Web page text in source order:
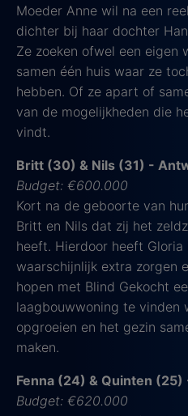
Moeder Anne wil na een
dichter bij haar dochter
Ze zoeken ofwel een eigen
samen één huis waar ze
hebben. Of ze apart of
van de mogelijkheden die
vindt.
Britt (30) & Nils (31) -
Budget: €600.000
Kort na de geboorte van
Britt en Nils dat zij het
heeft. Hierdoor heeft Gloria
waarschijnlijk extra zorgen
hopen met Blind Gekocht
laagbouwwoning te vinden
opgroeien en het gezin
maken.
Fenna (24) & Quinten
Budget: €620.000